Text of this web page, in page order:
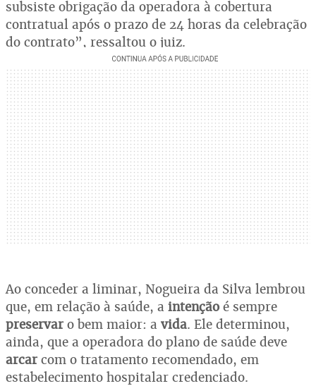
subsiste obrigação da operadora à cobertura
contratual após o prazo de 24 horas da celebração
do contrato”, ressaltou o juiz.
Ao conceder a liminar, Nogueira da Silva lembrou
que, em relação à saúde, a intenção é sempre
preservar o bem maior: a vida. Ele determinou,
ainda, que a operadora do plano de saúde deve
arcar com o tratamento recomendado, em
estabelecimento hospitalar credenciado.